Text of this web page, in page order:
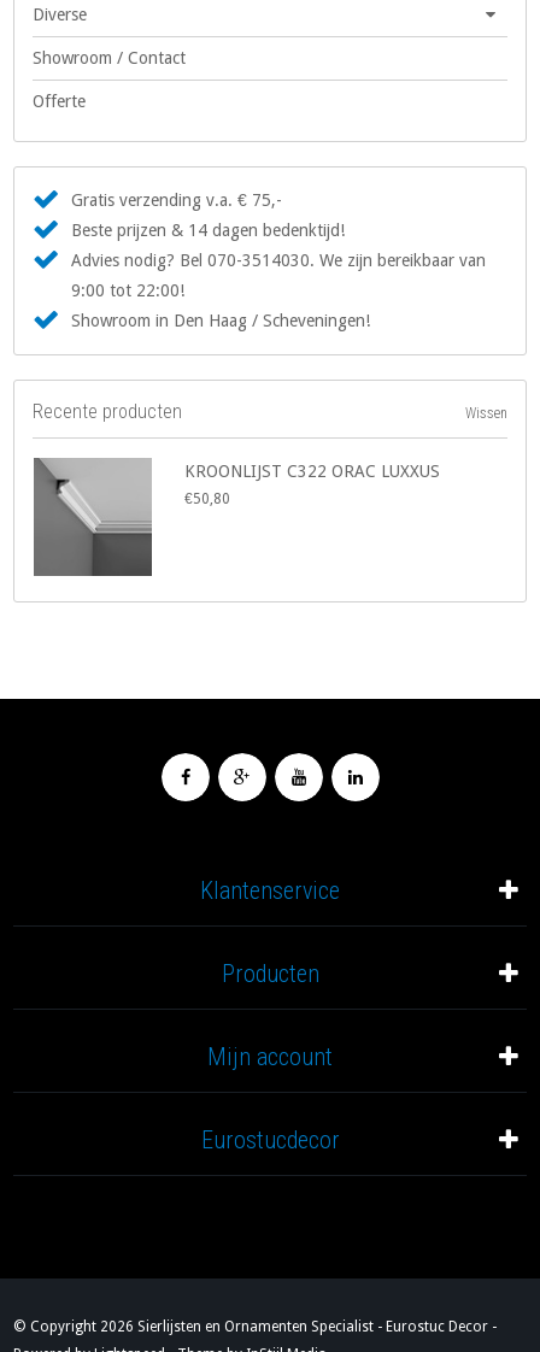
Diverse
Showroom / Contact
Offerte
Gratis verzending v.a. € 75,-
Beste prijzen & 14 dagen bedenktijd!
Advies nodig? Bel 070-3514030. We zijn bereikbaar van
9:00 tot 22:00!
Showroom in Den Haag / Scheveningen!
Recente producten Wissen
KROONLIJST C322 ORAC LUXXUS
€50,80
Klantenservice
Producten
Mijn account
Eurostucdecor
© Copyright 2026 Sierlijsten en Ornamenten Specialist - Eurostuc Decor -